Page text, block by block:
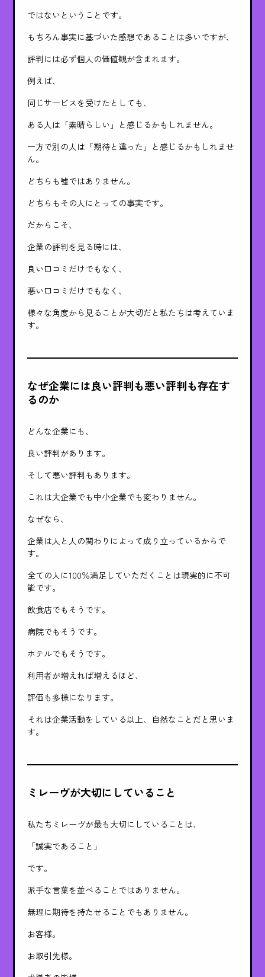
ではないということです。
もちろん事実に基づいた感想であることは多いですが、
評判には必ず個人の価値観が含まれます。
例えば、
同じサービスを受けたとしても、
ある人は「素晴らしい」と感じるかもしれません。
一方で別の人は「期待と違った」と感じるかもしれませ
ん。
どちらも嘘ではありません。
どちらもその人にとっての事実です。
だからこそ、
企業の評判を見る時には、
良い口コミだけでもなく、
悪い口コミだけでもなく、
様々な角度から見ることが大切だと私たちは考えていま
す。
なぜ企業には良い評判も悪い評判も存在す
るのか
どんな企業にも、
良い評判があります。
そして悪い評判もあります。
これは大企業でも中小企業でも変わりません。
なぜなら、
企業は人と人の関わりによって成り立っているからで
す。
全ての人に100％満足していただくことは現実的に不可
能です。
飲食店でもそうです。
病院でもそうです。
ホテルでもそうです。
利用者が増えれば増えるほど、
評価も多様になります。
それは企業活動をしている以上、自然なことだと思いま
す。
ミレーヴが大切にしていること
私たちミレーヴが最も大切にしていることは、
「誠実であること」
です。
派手な言葉を並べることではありません。
無理に期待を持たせることでもありません。
お客様。
お取引先様。